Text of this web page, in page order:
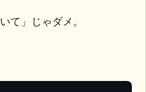
て」じゃダメ。